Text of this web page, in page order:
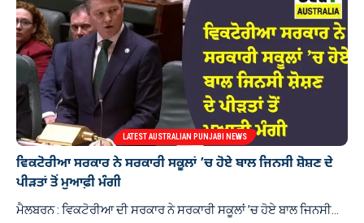
LATEST AUSTRALIAN PUNJABI NEWS
ਵਿਕਟੋਰੀਆ ਸਰਕਾਰ ਨੇ ਸਰਕਾਰੀ ਸਕੂਲਾਂ ’ਚ ਹੋਏ ਬਾਲ ਜਿਨਸੀ ਸ਼ੋਸ਼ਣ ਦੇ
ਪੀੜਤਾਂ ਤੋਂ ਮੁਆਫ਼ੀ ਮੰਗੀ
ਮੈਲਬਰਨ : ਵਿਕਟੋਰੀਆ ਦੀ ਸਰਕਾਰ ਨੇ ਸਰਕਾਰੀ ਸਕੂਲਾਂ ’ਚ ਹੋਏ ਬਾਲ ਜਿਨਸੀ…